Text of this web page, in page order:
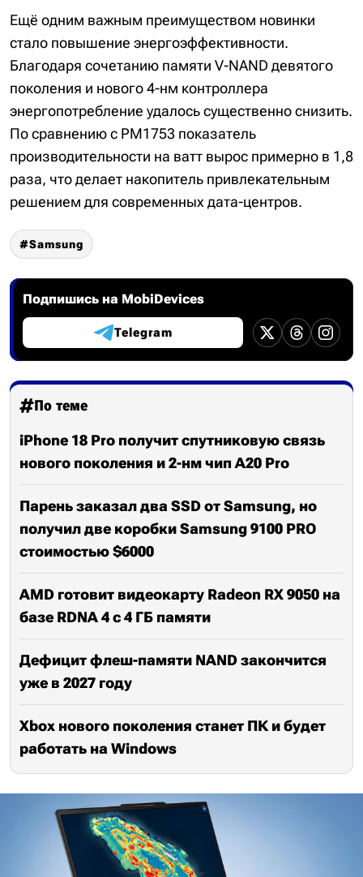
Ещё одним важным преимуществом новинки
стало повышение энергоэффективности.
Благодаря сочетанию памяти V-NAND девятого
поколения и нового 4-нм контроллера
энергопотребление удалось существенно снизить.
По сравнению с PM1753 показатель
производительности на ватт вырос примерно в 1,8
раза, что делает накопитель привлекательным
решением для современных дата-центров.
Samsung
Подпишись на MobiDevices
Telegram
По теме
iPhone 18 Pro получит спутниковую связь
нового поколения и 2-нм чип A20 Pro
Парень заказал два SSD от Samsung, но
получил две коробки Samsung 9100 PRO
стоимостью $6000
AMD готовит видеокарту Radeon RX 9050 на
базе RDNA 4 с 4 ГБ памяти
Дефицит флеш-памяти NAND закончится
уже в 2027 году
Xbox нового поколения станет ПК и будет
работать на Windows